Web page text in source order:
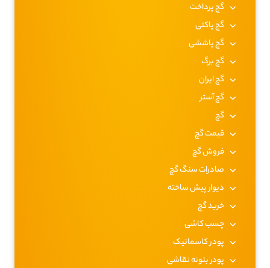
گچ پرداخت
گچ پاکتی
گچ پاششی
گچ برگ
گچ ایران
گچ آستر
گچ
قیمت گچ
فروش گچ
صادرات سنگ گچ
دیوار پیش ساخته
خرید گچ
چسب کاشی
پودر کاسماتیک
پودر بتونه نقاشی